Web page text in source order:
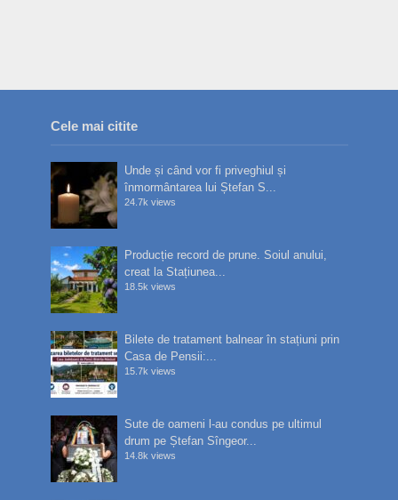
Cele mai citite
Unde și când vor fi priveghiul și
înmormântarea lui Ștefan S...
24.7k views
Producție record de prune. Soiul anului,
creat la Stațiunea...
18.5k views
Bilete de tratament balnear în stațiuni prin
Casa de Pensii:...
15.7k views
Sute de oameni l-au condus pe ultimul
drum pe Ștefan Sîngeor...
14.8k views